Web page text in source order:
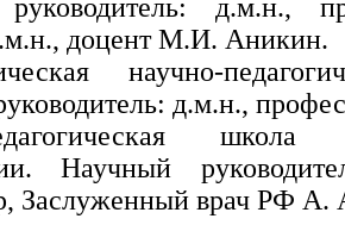
д.м.н.,
доцент М.И. Аникин.
научно-
д.м.н.,
школа
Научный
Заслуженный врач РФ А.